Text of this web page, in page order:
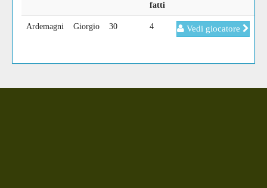
fatti
Ardemagni Giorgio 30 4 Vedi giocatore